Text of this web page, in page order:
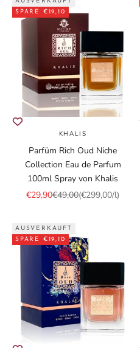
SPARE €19,10
KHALIS
Parfüm Rich Oud Niche
Collection Eau de Parfum
100ml Spray von Khalis
Angebot
€29,90Regulärer Preis
€49,00(€299,00/l)
AUSVERKAUFT
SPARE €19,10